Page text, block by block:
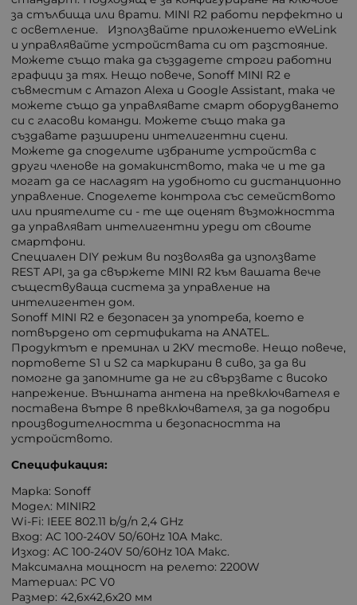
за стълбища или врати. MINI R2 работи перфектно и
с осветление. Използвайте приложението eWeLink
и управлявайте устройствата си от разстояние.
Можете също така да създадете строги работни
графици за тях. Нещо повече, Sonoff MINI R2 е
съвместим с Amazon Alexa и Google Assistant, така че
можете също да управлявате смарт оборудването
си с гласови команди. Можете също така да
създавате разширени интелигентни сцени.
Можете да споделите избраните устройства с
други членове на домакинството, така че и те да
могат да се насладят на удобното си дистанционно
управление. Споделете контрола със семейството
или приятелите си - те ще оценят възможността
да управляват интелигентни уреди от своите
смартфони.
Специален DIY режим ви позволява да използвате
REST API, за да свържете MINI R2 към вашата вече
съществуваща система за управление на
интелигентен дом.
Sonoff MINI R2 е безопасен за употреба, което е
потвърдено от сертификата на ANATEL.
Продуктът е преминал и 2KV тестове. Нещо повече,
портовете S1 и S2 са маркирани в сиво, за да ви
помогне да запомните да не ги свързвате с високо
напрежение. Външната антена на превключвателя е
поставена вътре в превключвателя, за да подобри
производителността и безопасността на
устройството.
Спецификация:
Марка: Sonoff
Модел: MINIR2
Wi-Fi: IEEE 802.11 b/g/n 2,4 GHz
Вход: AC 100-240V 50/60Hz 10A Макс.
Изход: AC 100-240V 50/60Hz 10A Макс.
Максимална мощност на релето: 2200W
Материал: PC V0
Размер: 42,6х42,6х20 мм